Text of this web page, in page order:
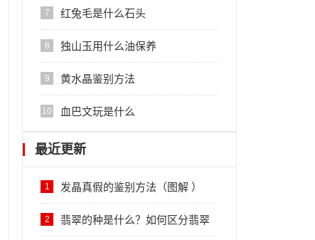
7 红兔毛是什么石头
8 独山玉用什么油保养
9 黄水晶鉴别方法
10 血巴文玩是什么
最近更新
1 发晶真假的鉴别方法（图解 ）
2 翡翠的种是什么？如何区分翡翠